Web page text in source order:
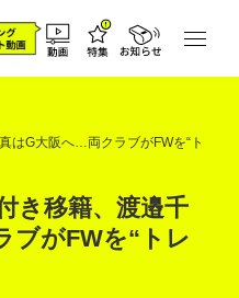
はG大阪へ…両クラブがFWを“ト
き移籍、渡邉千
ブがFWを“トレ